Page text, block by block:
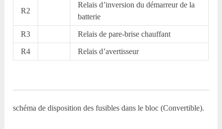
R2
Relais d’inversion du démarreur de la
batterie
R3 Relais de pare-brise chauffant
R4 Relais d’avertisseur
schéma de disposition des fusibles dans le bloc (Convertible).